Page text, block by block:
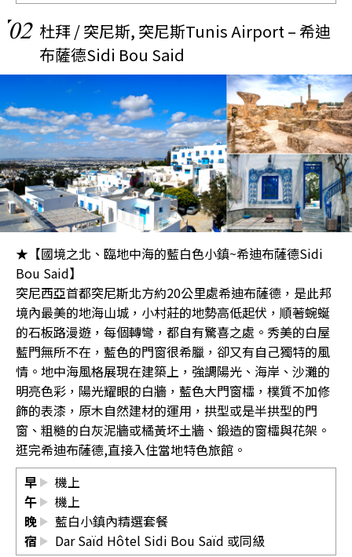
02 杜拜 / 突尼斯, 突尼斯Tunis Airport – 希迪
布薩德Sidi Bou Said
★【國境之北、臨地中海的藍白色小鎮~希迪布薩德Sidi
Bou Said】
突尼西亞首都突尼斯北方約20公里處希迪布薩德，是此邦
境內最美的地海山城，小村莊的地勢高低起伏，順著蜿蜒
的石板路漫遊，每個轉彎，都自有驚喜之處。秀美的白屋
藍門無所不在，藍色的門窗很希臘，卻又有自己獨特的風
情。地中海風格展現在建築上，強調陽光、海岸、沙灘的
明亮色彩，陽光耀眼的白牆，藍色大門窗櫺，樸質不加修
飾的表漆，原木自然建材的運用，拱型或是半拱型的門
窗、粗糙的白灰泥牆或橘黃坏土牆、鍛造的窗櫺與花架。
逛完希迪布薩德,直接入住當地特色旅館。
早
機上
午
機上
晚
藍白小鎮內精選套餐
宿
Dar Saïd Hôtel Sidi Bou Saïd 或同級